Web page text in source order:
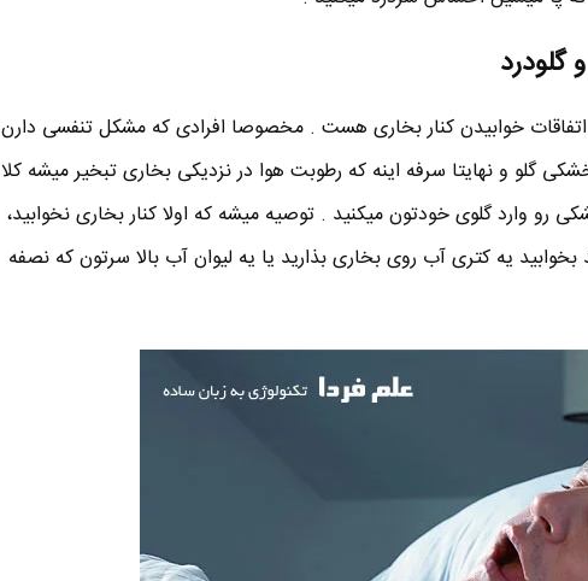
گلودرد
خوابیدن کنار بخاری هست . مخصوصا افرادی که مشکل تنفسی دارن
گلو و نهایتا سرفه اینه که رطوبت هوا در نزدیکی بخاری تبخیر میشه کلا
رو وارد گلوی خودتون میکنید . توصیه میشه که اولا کنار بخاری نخوابید،
یه کتری آب روی بخاری بذارید یا یه لیوان آب بالا سرتون که نصفه